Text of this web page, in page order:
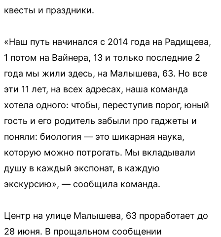
квесты и праздники.
«Наш путь начинался с 2014 года на Радищева,
1 потом на Вайнера, 13 и только последние 2
года мы жили здесь, на Малышева, 63. Но все
эти 11 лет, на всех адресах, наша команда
хотела одного: чтобы, переступив порог, юный
гость и его родитель забыли про гаджеты и
поняли: биология — это шикарная наука,
которую можно потрогать. Мы вкладывали
душу в каждый экспонат, в каждую
экскурсию», — сообщила команда.
Центр на улице Малышева, 63 проработает до
28 июня. В прощальном сообщении